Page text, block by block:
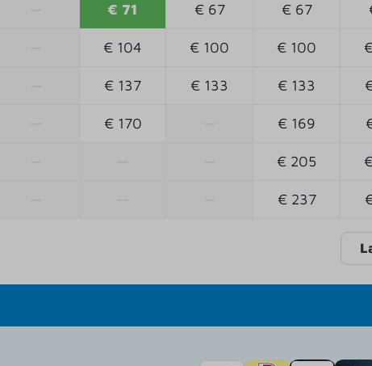
€ 71 € 67 € 67
€ 104 € 100 € 100
€ 137 € 133 € 133
€ 170 € 169
€ 205
€ 237